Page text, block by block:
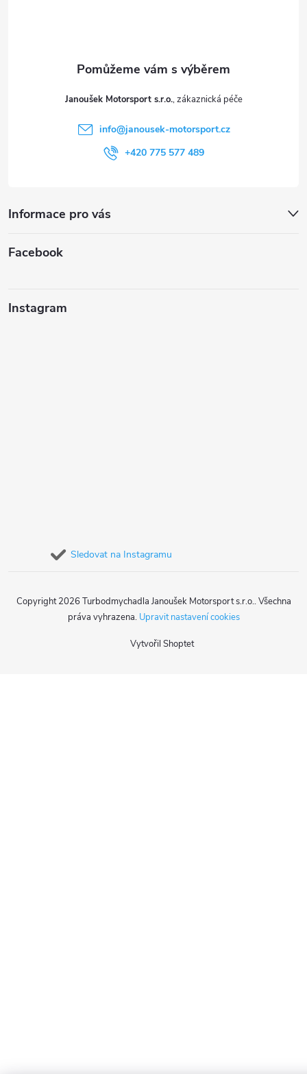
Janoušek Motorsport s.r.o.
info@janousek-motorsport.cz
+420 775 577 489
Informace pro vás
Facebook
Instagram
Sledovat na Instagramu
Vytvořil Shoptet
Copyright 2026 Turbodmychadla Janoušek Motorsport s.r.o.. Všechna
práva vyhrazena. Upravit nastavení cookies